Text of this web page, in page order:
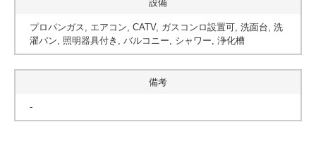
設備
プロパンガス, エアコン, CATV, ガスコンロ設置可, 洗面台, 洗
濯パン, 照明器具付き, バルコニー, シャワー, 浄化槽
備考
-